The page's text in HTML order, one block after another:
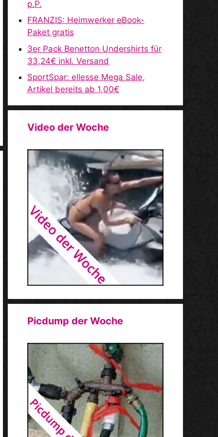
p.P.
FRANZIS: Heimwerker eBook-
Paket gratis
3er Pack Benetton Undershirts für
33,24€ inkl. Versand
SportSpar: ellesse Mega Sale,
Artikel bereits ab 1,00€
Video der Woche
Picdump der Woche